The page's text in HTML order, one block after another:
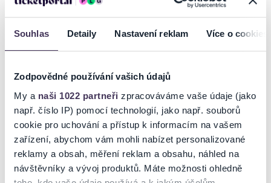
Souhlas Detaily Nastavení reklam Více o cookies
Zodpovědné používání vašich údajů
My a naši 1022 partneři zpracováváme vaše údaje (jako
např. číslo IP) pomocí technologií, jako např. souborů
cookie pro uchování a přístup k informacím na vašem
zařízení, abychom vám mohli nabízet personalizované
reklamy a obsah, měření reklam a obsahu, náhled na
návštěvníky a vývoj produktů. Máte možnosti ohledně
Ty nejlepší taneční skupiny se utkají o titul absolutního vítěze -
Taneční skupina roku 2026. Každým rokem naší soutěž navštíví přes
600 tanečních skupin, více než 20 000 tanečníků a diváků. Šanci u
nás dostane každý a VYHRÁT MŮŽE OPRAVDU KDOKOLIV - stačí
Už 19 let plníme naše sliby a zvyšujeme laťku soutěží v České
Republice. Každým rokem jsme odvysílali společně s Českou Televizí
tři finálové pořady (děti, junioři a dospělí) a nebude tomu jinak ani v
roce 2026!!!
Stejně tak jako v roce 2025, i v tomto roce 2026 budeme natáčet 30
minutový pořad z Mistrovství Evropy (European Championship Best
Dance Group) v chorvatské Opatiji.
Číst více
Ticketportal je zárukou pravosti vstupenek